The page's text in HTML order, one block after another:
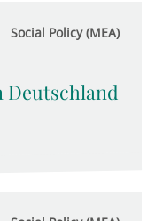
Social Policy (MEA)